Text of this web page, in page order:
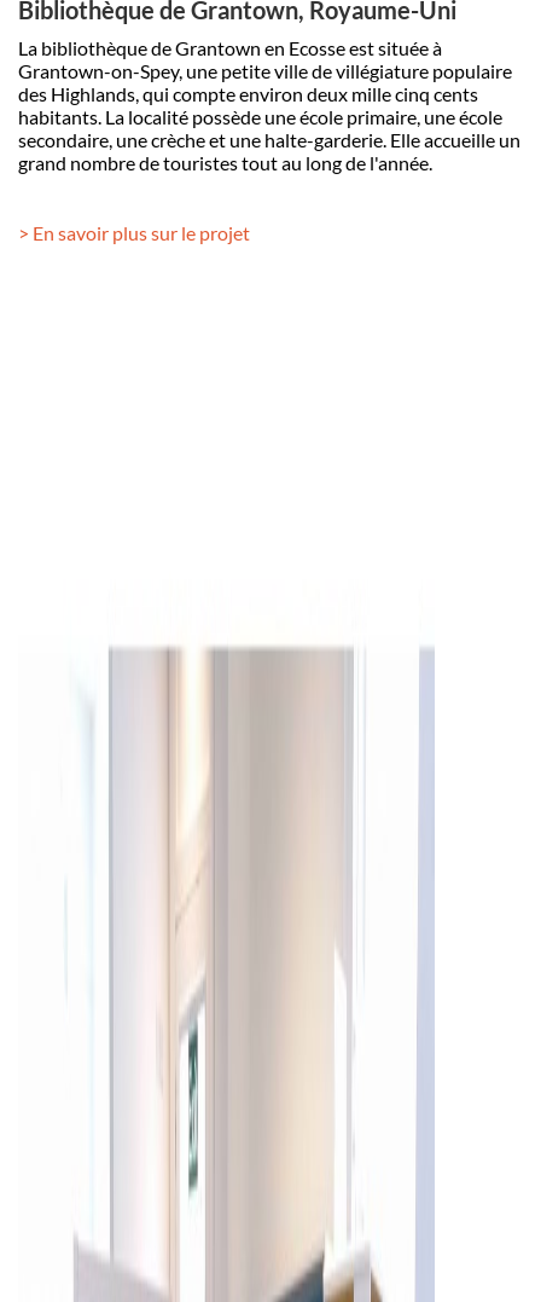
Bibliothèque de Grantown, Royaume-Uni
La bibliothèque de Grantown en Ecosse est située à
Grantown-on-Spey, une petite ville de villégiature populaire
des Highlands, qui compte environ deux mille cinq cents
habitants. La localité possède une école primaire, une école
secondaire, une crèche et une halte-garderie. Elle accueille un
grand nombre de touristes tout au long de l'année.
> En savoir plus sur le projet